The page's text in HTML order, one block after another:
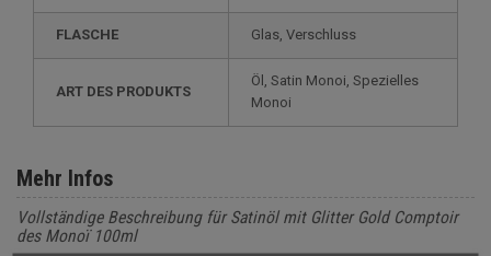
FLASCHE Glas, Verschluss
ART DES PRODUKTS
Öl, Satin Monoi, Spezielles
Monoi
Mehr Infos
Vollständige Beschreibung für Satinöl mit Glitter Gold Comptoir
des Monoï 100ml